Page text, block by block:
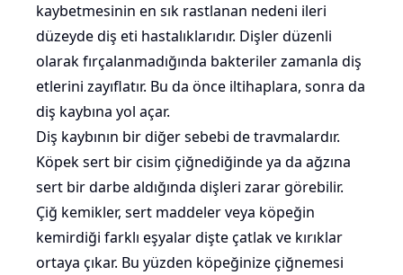
kaybetmesinin en sık rastlanan nedeni ileri
düzeyde diş eti hastalıklarıdır. Dişler düzenli
olarak fırçalanmadığında bakteriler zamanla diş
etlerini zayıflatır. Bu da önce iltihaplara, sonra da
diş kaybına yol açar.
Diş kaybının bir diğer sebebi de travmalardır.
Köpek sert bir cisim çiğnediğinde ya da ağzına
sert bir darbe aldığında dişleri zarar görebilir.
Çiğ kemikler, sert maddeler veya köpeğin
kemirdiği farklı eşyalar dişte çatlak ve kırıklar
ortaya çıkar. Bu yüzden köpeğinize çiğnemesi